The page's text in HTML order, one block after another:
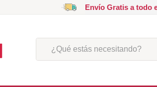
Envío Gratis a todo
¿Qué estás necesitando?